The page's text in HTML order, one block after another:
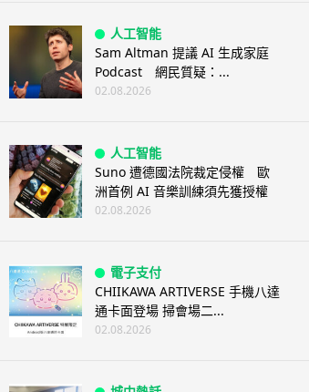
人工智能
Sam Altman 提議 AI 生成家庭
Podcast 網民質疑：...
02.08.2026
人工智能
Suno 遭德國法院裁定侵權 歐
洲首例 AI 音樂訓練須先獲授權
02.08.2026
電子支付
CHIIKAWA ARTIVERSE 手機八達
通卡面登場 掃會場二...
02.08.2026